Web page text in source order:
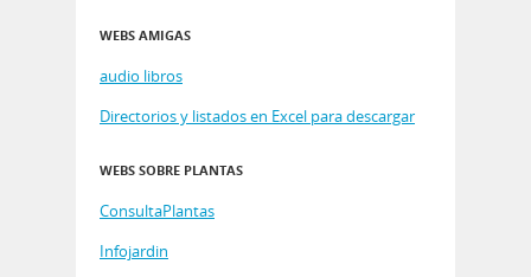
WEBS AMIGAS
audio libros
Directorios y listados en Excel para descargar
WEBS SOBRE PLANTAS
ConsultaPlantas
Infojardin